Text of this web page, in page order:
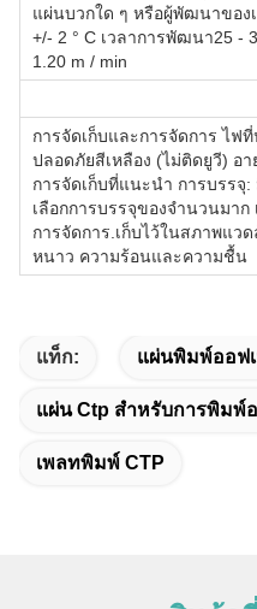
แผ่นบวกใด ๆ หรือผู้พัฒนาของ
+/- 2 ° C เวลาการพัฒนา25 -
1.20 m / min
การจัดเก็บและการจัดการ ไฟ
ปลอดภัยสีเหลือง (ไม่ติดยูวี) อ
การจัดเก็บที่แนะนํา การบรร
เลือกการบรรจุของจํานวนมาก
การจัดการ.เก็บไว้ในสภาพแว
หนาว ความร้อนและความชื้น
แท็ก: แผ่นพิมพ์ออฟ
แผ่น Ctp สําหรับการพิมพ์
เพลทพิมพ์ CTP